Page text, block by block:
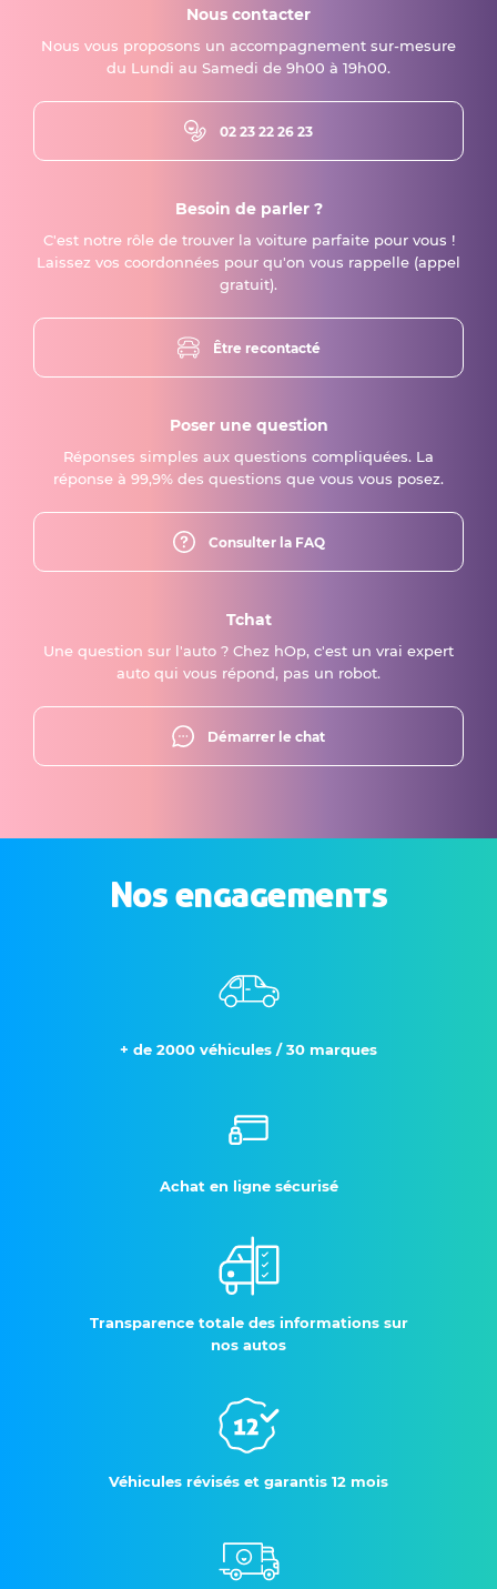
Nous contacter
Nous vous proposons un accompagnement sur-mesure
du Lundi au Samedi de 9h00 à 19h00.
02 23 22 26 23
Besoin de parler ?
C'est notre rôle de trouver la voiture parfaite pour vous !
Laissez vos coordonnées pour qu'on vous rappelle (appel
gratuit).
Être recontacté
Poser une question
Réponses simples aux questions compliquées. La
réponse à 99,9% des questions que vous vous posez.
Consulter la FAQ
Tchat
Une question sur l'auto ? Chez hOp, c'est un vrai expert
auto qui vous répond, pas un robot.
Démarrer le chat
Nos engagements
+ de 2000 véhicules / 30 marques
Achat en ligne sécurisé
Transparence totale des informations sur
nos autos
Véhicules révisés et garantis 12 mois